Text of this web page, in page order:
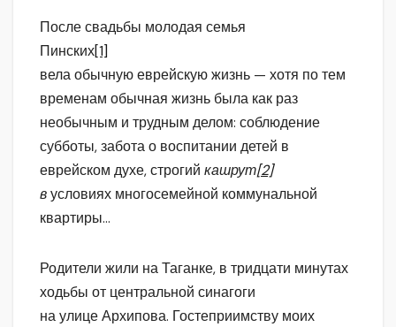
После свадьбы молодая семья
Пинских[1]
вела обычную еврейскую жизнь — хотя по тем
временам обычная жизнь была как раз
необычным и трудным делом: соблюдение
субботы, забота о воспитании детей в
еврейском духе, строгий кашрут[2]
вусловиях многосемейной коммунальной
квартиры…
Родители жили на Таганке, в тридцати минутах
ходьбы от центральной синагоги
на улице Архипова. Гостеприимству моих